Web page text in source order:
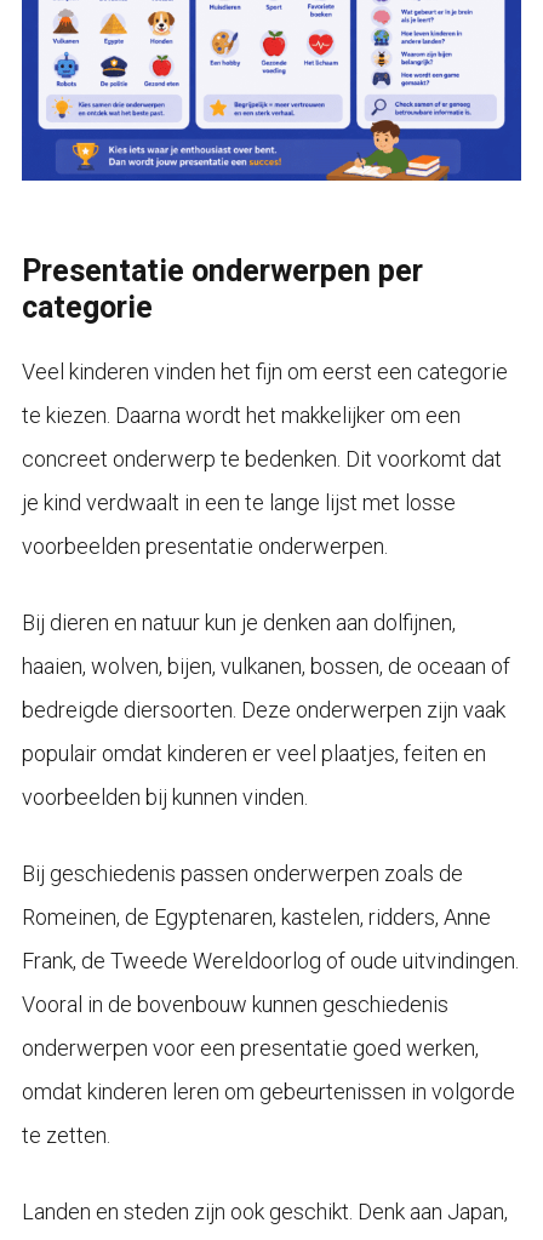
Presentatie onderwerpen per
categorie
Veel kinderen vinden het fijn om eerst een categorie
te kiezen. Daarna wordt het makkelijker om een
concreet onderwerp te bedenken. Dit voorkomt dat
je kind verdwaalt in een te lange lijst met losse
voorbeelden presentatie onderwerpen.
Bij dieren en natuur kun je denken aan dolfijnen,
haaien, wolven, bijen, vulkanen, bossen, de oceaan of
bedreigde diersoorten. Deze onderwerpen zijn vaak
populair omdat kinderen er veel plaatjes, feiten en
voorbeelden bij kunnen vinden.
Bij geschiedenis passen onderwerpen zoals de
Romeinen, de Egyptenaren, kastelen, ridders, Anne
Frank, de Tweede Wereldoorlog of oude uitvindingen.
Vooral in de bovenbouw kunnen geschiedenis
onderwerpen voor een presentatie goed werken,
omdat kinderen leren om gebeurtenissen in volgorde
te zetten.
Landen en steden zijn ook geschikt. Denk aan Japan,